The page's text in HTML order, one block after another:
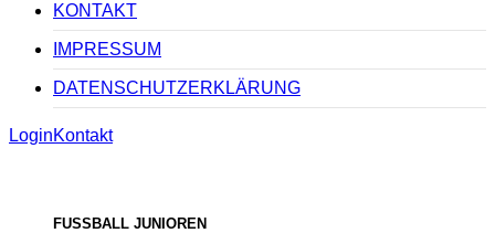
KONTAKT
IMPRESSUM
DATENSCHUTZERKLÄRUNG
LoginKontakt
FUSSBALL JUNIOREN